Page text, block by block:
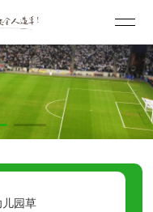
儿园草